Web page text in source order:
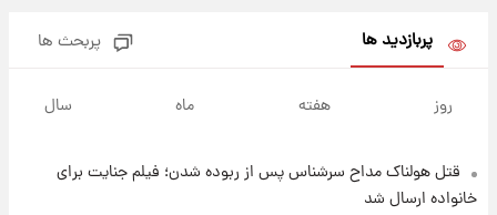
جدول
۱۷ ساعت پیش
پربازدید ها پربحث ها
روز هفته ماه سال
قتل هولناک مداح سرشناس پس از ربوده شدن؛ فیلم جنایت برای
خانواده ارسال شد